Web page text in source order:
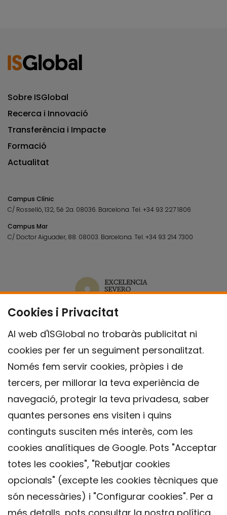
Cookies i Privacitat
Al web d'ISGlobal no trobaràs publicitat ni
cookies per fer un seguiment personalitzat.
Només fem servir cookies, pròpies i de
tercers, per millorar la teva experiència de
navegació, protegir la teva privadesa, saber
quantes persones ens visiten i quins
continguts susciten més interès, com les
cookies analítiques de Google. Pots "Acceptar
totes les cookies", "Rebutjar cookies
opcionals" (excepte les cookies tècniques que
són necessàries) i "Configurar cookies". Per a
més detalls, pots consultar la nostra política
Sobre ISGlobal
Recerca i Innovació
Transferència i Impacte
Formació
Actualitat
Campus Clínic
C/ Rosselló, 132, 5è 2a. 08036. Barcelona.Tel.+34 93 227 1806
Campus Mar
C/ Doctor Aiguader, 88. 08003. Barcelona.Tel.+34 93 214 7300
Contacte